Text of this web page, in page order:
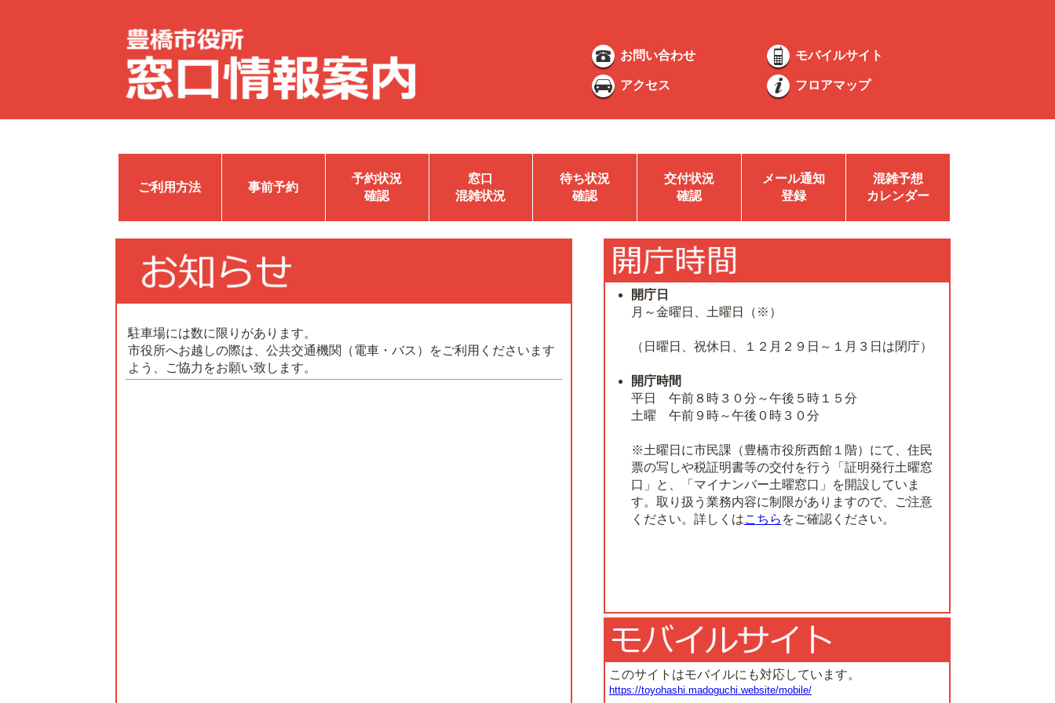
お問い合わせ モバイルサイト
アクセス フロアマップ
ご利用方法 事前予約
予約状況
確認
窓口
混雑状況
待ち状況
確認
交付状況
確認
メール通知
登録
混雑予想
カレンダー
駐車場には数に限りがあります。
市役所へお越しの際は、公共交通機関（電車・バス）をご利用くださいます
よう、ご協力をお願い致します。
開庁日
月～金曜日、土曜日（※）
（日曜日、祝休日、１２月２９日～１月３日は閉庁）
開庁時間
平日 午前８時３０分～午後５時１５分
土曜 午前９時～午後０時３０分
※土曜日に市民課（豊橋市役所西館１階）にて、住民
票の写しや税証明書等の交付を行う「証明発行土曜窓
口」と、「マイナンバー土曜窓口」を開設していま
す。取り扱う業務内容に制限がありますので、ご注意
ください。詳しくはこちら をご確認ください。
このサイトはモバイルにも対応しています。
https://toyohashi.madoguchi.website/mobile/